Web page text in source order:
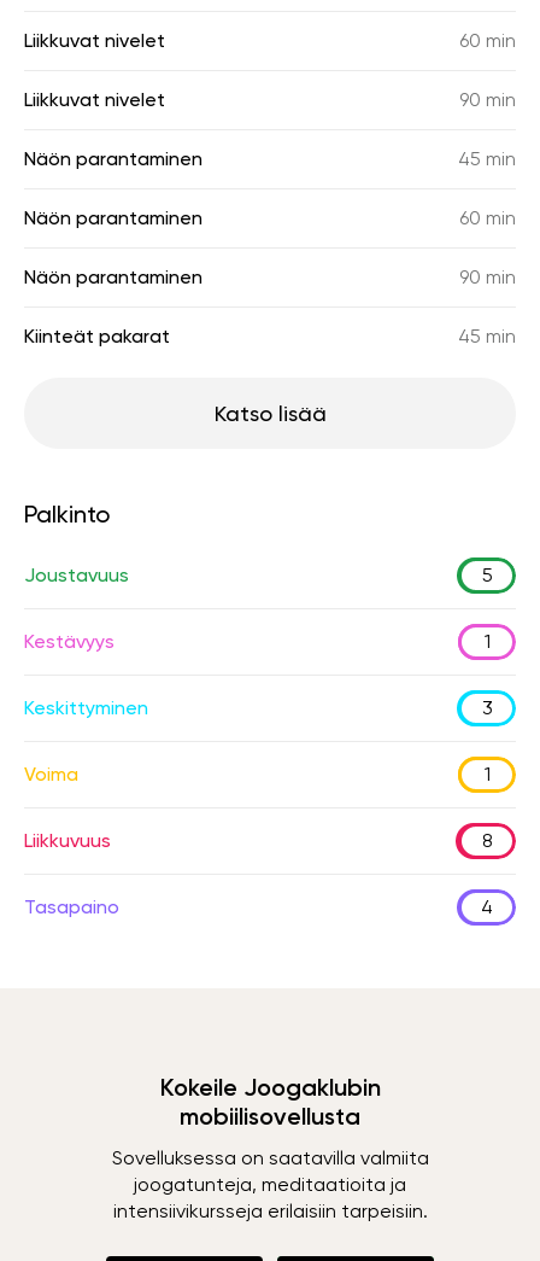
Liikkuvat nivelet 60 min
Liikkuvat nivelet 90 min
Näön parantaminen 45 min
Näön parantaminen 60 min
Näön parantaminen 90 min
Kiinteät pakarat 45 min
Katso lisää
Palkinto
Joustavuus 5
Kestävyys 1
Keskittyminen 3
Voima 1
Liikkuvuus 8
Tasapaino 4
Kokeile Joogaklubin
mobiilisovellusta
Sovelluksessa on saatavilla valmiita
joogatunteja, meditaatioita ja
intensiivikursseja erilaisiin tarpeisiin.